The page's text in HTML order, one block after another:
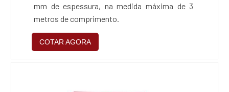
mm de espessura, na medida máxima de 3
metros de comprimento.
COTAR AGORA